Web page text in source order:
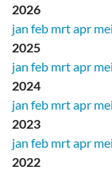
2026
jan feb mrtapr mei
2025
jan feb mrtapr mei
2024
jan feb mrtapr mei
2023
jan feb mrtapr mei
2022